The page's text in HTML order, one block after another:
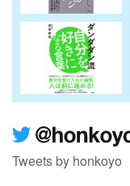
Tweets by honkoyo